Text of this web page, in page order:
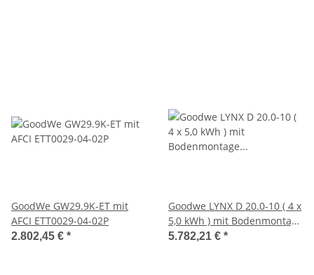
GoodWe GW29.9K-ET mit
AFCI ETT0029-04-02P
2.802,45 € *
Goodwe LYNX D 20.0-10 ( 4 x
5,0 kWh ) mit Bodenmontage
(SIB0724-00-00P)
5.782,21 € *